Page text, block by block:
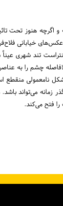
هنوز تحت
خیابانی
تند شهری
چشم را به
نامعمولی منقطع
زمانه می‌تواند
فتح می‌کند.